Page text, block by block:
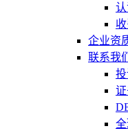
企业资
联系我们